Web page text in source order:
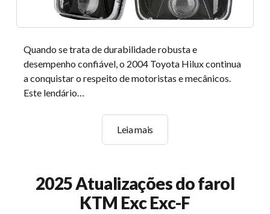
Quando se trata de durabilidade robusta e
desempenho confiável, o 2004 Toyota Hilux continua
a conquistar o respeito de motoristas e mecânicos.
Este lendário…
Leia mais
Toyota
carro-
chefe
2025 Atualizações do farol
KTM Exc Exc-F